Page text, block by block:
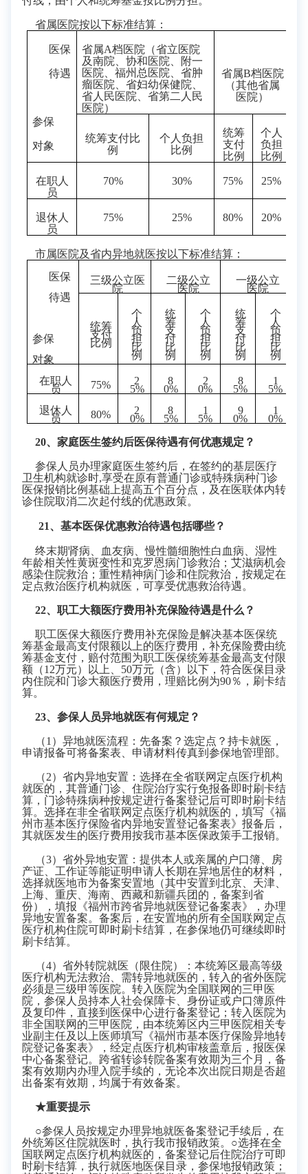
省属医院按以下标准结算：
医保
待遇
参保
对象
省属A档医院（省立医院
及南院、协和医院、附一
医院、福州总医院、省肿
瘤医院、省妇幼保健院、
省人民医院、省第二人民
医院）
省属B档医院
（其他省属
医院）
统筹支付比
例
个人负担
比例
统筹
支付
比例
个人
负担
比例
在职人
员
70% 30% 75% 25%
退休人
员
75% 25% 80% 20%
市属医院及省内异地就医按以下标准结算：
医保
待遇
参保
对象
三级公立医
院
二级公立
医院
一级公立
医院
统筹
支付
比例
个
人
负
担
比
例
统
筹
支
付
比
例
个
人
负
担
比
例
统
筹
支
付
比
例
个
人
负
担
比
例
在职人
员 75% 2
5%
8
0%
2
0%
8
5%
1
5%
退休人
员 80% 2
0%
8
5%
1
5%
9
0%
1
0%
20、家庭医生签约后医保待遇有何优惠规定？
参保人员办理家庭医生签约后，在签约的基层医疗
卫生机构就诊时,享受在原有普通门诊或特殊病种门诊
医保报销比例基础上提高五个百分点，及在医联体内转
诊住院取消二次起付线的优惠政策。
21、基本医保优惠救治待遇包括哪些？
终末期肾病、血友病、慢性髓细胞性白血病、湿性
年龄相关性黄斑变性和克罗恩病门诊救治；艾滋病机会
感染住院救治；重性精神病门诊和住院救治，按规定在
定点救治医疗机构就医，可享受优惠救治待遇。
22、职工大额医疗费用补充保险待遇是什么？
职工医保大额医疗费用补充保险是解决基本医保统
筹基金最高支付限额以上的医疗费用，补充保险费由统
筹基金支付，赔付范围为职工医保统筹基金最高支付限
额（12万元）以上、 50万元（含）以下，符合医保目录
内住院和门诊大额医疗费用，理赔比例为90％，刷卡结
算。
23、参保人员异地就医有何规定？
（1）异地就医流程：先备案？选定点？持卡就医，
申请报备可将备案表、申请材料传真到参保地管理部。
（2）省内异地安置：选择在全省联网定点医疗机构
就医的，其普通门诊、住院治疗实行免报备即时刷卡结
算，门诊特殊病种按规定进行备案登记后可即时刷卡结
算。选择在非全省联网定点医疗机构就医的，填写《福
州市基本医疗保险省内异地安置登记备案表》报备后，
其就医发生的医疗费用按我市基本医保政策手工报销。
（3） 省外异地安置：提供本人或亲属的户口簿、房
产证、工作证等能证明申请人长期在异地居住的材料，
选择就医地市为备案安置地（其中安置到北京、天津、
上海、重庆、海南、西藏和新疆兵团的，备案到省
份），填报《福州市跨省异地就医登记备案表》，办理
异地安置备案。备案后，在安置地的所有全国联网定点
医疗机构住院可即时刷卡结算，在参保地仍可继续即时
刷卡结算。
（4） 省外转院就医（限住院）：本统筹区最高等级
医疗机构无法救治、需转异地就医的，转入的省外医院
必须是三级甲等医院。转入医院为全国联网的三甲医
院，参保人员持本人社会保障卡、身份证或户口簿原件
及复印件，直接到医保中心进行备案登记；转入医院为
非全国联网的三甲医院，由本统筹区内三甲医院相关专
业副主任及以上医师填写《福州市基本医疗保险异地转
院登记备案表》，经定点医疗机构审核盖章后，报医保
中心备案登记。跨省转诊转院备案有效期为三个月，备
案有效期内办理入院手续的，无论本次出院日期是否超
出备案有效期，均属于有效备案。
★重要提示
○参保人员按规定办理异地就医备案登记手续后，在
外统筹区住院就医时，执行我市报销政策。○选择在全
国联网定点医疗机构就医的，备案登记后住院治疗可即
时刷卡结算，执行就医地医保目录，参保地报销政策；